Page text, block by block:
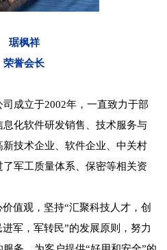
琚枫祥
荣誉会长
成立于2002年，一直致力于部
化软件研发销售、技术服务与
技术企业、软件企业、中关村
军工质量体系、保密等相关资
值观，坚持“汇聚科技人才，创
军，军转民”的发展原则，努力